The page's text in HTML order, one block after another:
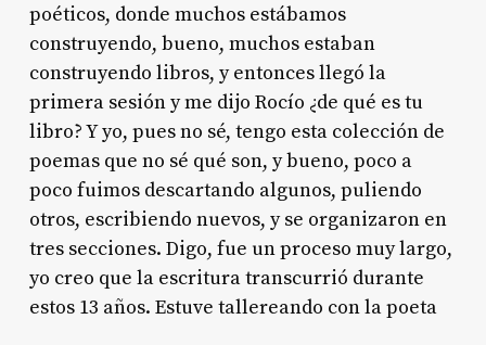
poéticos, donde muchos estábamos
construyendo, bueno, muchos estaban
construyendo libros, y entonces llegó la
primera sesión y me dijo Rocío ¿de qué es tu
libro? Y yo, pues no sé, tengo esta colección de
poemas que no sé qué son, y bueno, poco a
poco fuimos descartando algunos, puliendo
otros, escribiendo nuevos, y se organizaron en
tres secciones. Digo, fue un proceso muy largo,
yo creo que la escritura transcurrió durante
estos 13 años. Estuve tallereando con la poeta